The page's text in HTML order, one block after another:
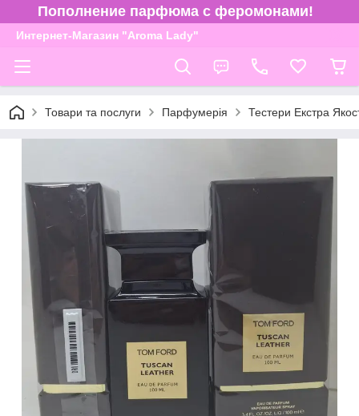
Пополнение парфюма с феромонами!
Интернет-Магазин "Aroma Lady"
Товари та послуги Парфумерія Тестери Екстра